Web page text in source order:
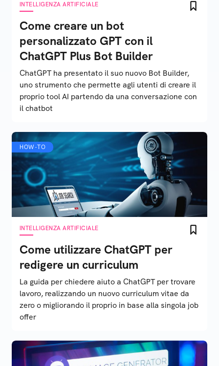
INTELLIGENZA ARTIFICIALE
Come creare un bot
personalizzato GPT con il
ChatGPT Plus Bot Builder
ChatGPT ha presentato il suo nuovo Bot Builder,
uno strumento che permette agli utenti di creare il
proprio tool AI partendo da una conversazione con
il chatbot
HOW-TO
INTELLIGENZA ARTIFICIALE
Come utilizzare ChatGPT per
redigere un curriculum
La guida per chiedere aiuto a ChatGPT per trovare
lavoro, realizzando un nuovo curriculum vitae da
zero o migliorando il proprio in base alla singola job
offer